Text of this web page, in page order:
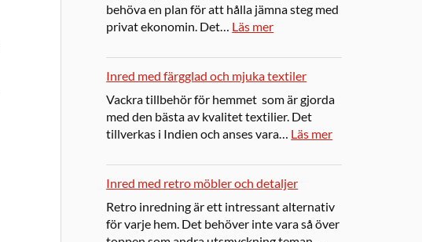
behöva en plan för att hålla jämna steg med
privat ekonomin. Det… Läs mer
Inred med färgglad och mjuka textiler
Vackra tillbehör för hemmet som är gjorda
med den bästa av kvalitet textilier. Det
tillverkas i Indien och anses vara… Läs mer
Inred med retro möbler och detaljer
Retro inredning är ett intressant alternativ
för varje hem. Det behöver inte vara så över